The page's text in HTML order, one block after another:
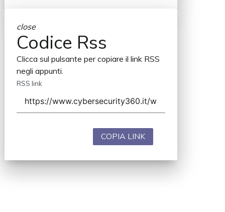
close
Codice Rss
Clicca sul pulsante per copiare il link RSS
negli appunti.
RSS link
COPIA LINK